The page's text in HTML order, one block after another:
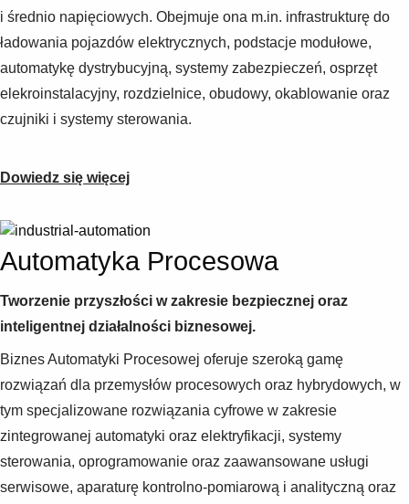
Suggestions
Products
See more products
i średnio napięciowych. Obejmuje ona m.in. infrastrukturę do
ładowania pojazdów elektrycznych, podstacje modułowe,
automatykę dystrybucyjną, systemy zabezpieczeń, osprzęt
elekroinstalacyjny, rozdzielnice, obudowy, okablowanie oraz
czujniki i systemy sterowania.
Dowiedz się więcej
Automatyka Procesowa
Tworzenie przyszłości w zakresie bezpiecznej oraz
inteligentnej działalności biznesowej.
Biznes Automatyki Procesowej oferuje szeroką gamę
rozwiązań dla przemysłów procesowych oraz hybrydowych, w
tym specjalizowane rozwiązania cyfrowe w zakresie
zintegrowanej automatyki oraz elektryfikacji, systemy
sterowania, oprogramowanie oraz zaawansowane usługi
serwisowe, aparaturę kontrolno-pomiarową i analityczną oraz